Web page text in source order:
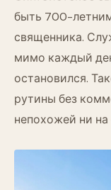
быть 700-
священника.
мимо каждый
остановился.
рутины без
непохожей ни